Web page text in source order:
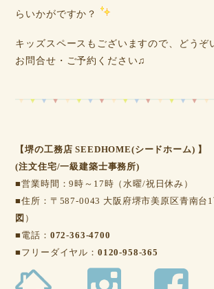
らいかがですか？
キッズスペースもございますので、どうぞ
お問合せ・ご予約ください♫
【堺の工務店 SEEDHOME(シードホーム) 】
(注文住宅/一級建築士事務所)
■営業時間：9時～17時（水曜/祝日休み）
■住所：〒587-0043 大阪府堺市美原区青南台
図 ）
■電話： 072-363-4700
■フリーダイヤル： 0120-958-365